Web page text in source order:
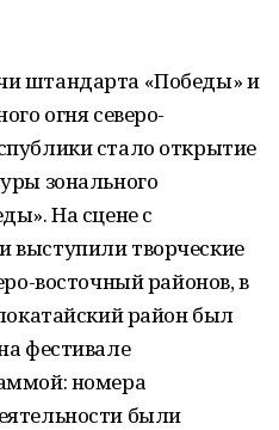
штандарта «Победы» и
огня северо-
стало открытие
зонального
На сцене с
творческие
восточный районов, в
район был
фестивале
номера
были